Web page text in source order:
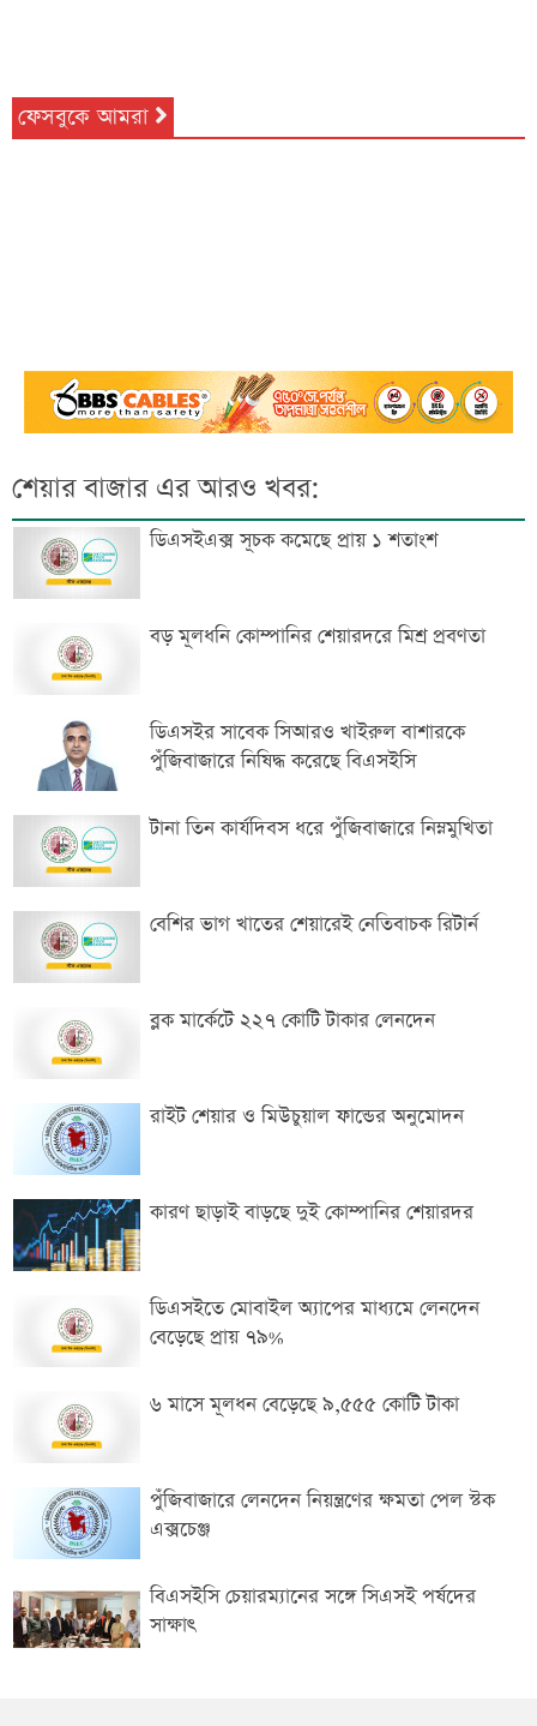
ফেসবুকে আমরা
শেয়ার বাজার এর আরও খবর:
ডিএসইএক্স সূচক কমেছে প্রায় ১ শতাংশ
বড় মূলধনি কোম্পানির শেয়ারদরে মিশ্র প্রবণতা
ডিএসইর সাবেক সিআরও খাইরুল বাশারকে
পুঁজিবাজারে নিষিদ্ধ করেছে বিএসইসি
টানা তিন কার্যদিবস ধরে পুঁজিবাজারে নিম্নমুখিতা
বেশির ভাগ খাতের শেয়ারেই নেতিবাচক রিটার্ন
ব্লক মার্কেটে ২২৭ কোটি টাকার লেনদেন
রাইট শেয়ার ও মিউচুয়াল ফান্ডের অনুমোদন
কারণ ছাড়াই বাড়ছে দুই কোম্পানির শেয়ারদর
ডিএসইতে মোবাইল অ্যাপের মাধ্যমে লেনদেন
বেড়েছে প্রায় ৭৯%
৬ মাসে মূলধন বেড়েছে ৯,৫৫৫ কোটি টাকা
পুঁজিবাজারে লেনদেন নিয়ন্ত্রণের ক্ষমতা পেল স্টক
এক্সচেঞ্জ
বিএসইসি চেয়ারম্যানের সঙ্গে সিএসই পর্ষদের
সাক্ষাৎ